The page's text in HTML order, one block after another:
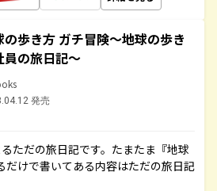
の歩き方 ガチ冒険～地球の歩き
員の旅日記～
発売
ただの旅日記です。たまたま『地球
だけで書いてある内容はただの旅日記